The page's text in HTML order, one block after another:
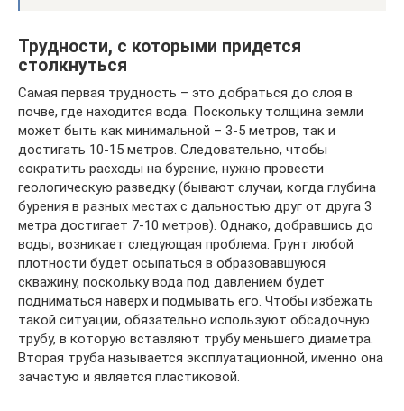
Трудности, с которыми придется
столкнуться
Самая первая трудность – это добраться до слоя в
почве, где находится вода. Поскольку толщина земли
может быть как минимальной – 3-5 метров, так и
достигать 10-15 метров. Следовательно, чтобы
сократить расходы на бурение, нужно провести
геологическую разведку (бывают случаи, когда глубина
бурения в разных местах с дальностью друг от друга 3
метра достигает 7-10 метров). Однако, добравшись до
воды, возникает следующая проблема. Грунт любой
плотности будет осыпаться в образовавшуюся
скважину, поскольку вода под давлением будет
подниматься наверх и подмывать его. Чтобы избежать
такой ситуации, обязательно используют обсадочную
трубу, в которую вставляют трубу меньшего диаметра.
Вторая труба называется эксплуатационной, именно она
зачастую и является пластиковой.